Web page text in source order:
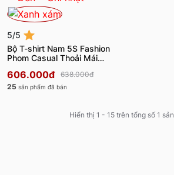
5/5
Bộ T-shirt Nam 5S Fashion
Phom Casual Thoải Mái
606.000đ
638.000đ
25 sản phẩm đã bán
Hiển thị 1 - 15 trên tổng số 1